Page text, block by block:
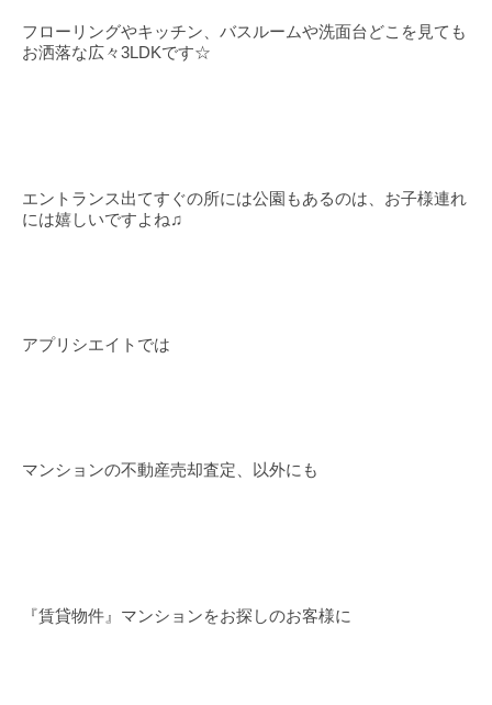
フローリングやキッチン、バスルームや洗面台どこを見ても
お洒落な広々3LDKです☆
エントランス出てすぐの所には公園もあるのは、お子様連れ
には嬉しいですよね♫
アプリシエイトでは
マンションの不動産売却査定、以外にも
『賃貸物件』マンションをお探しのお客様に